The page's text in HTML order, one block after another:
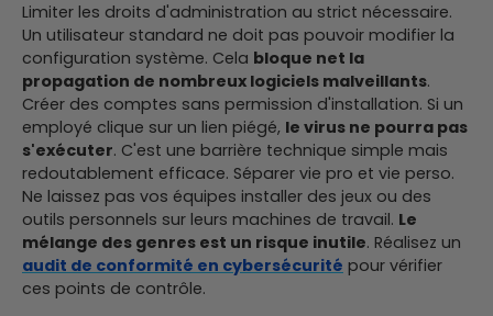
Limiter les droits d'administration au strict nécessaire.
Un utilisateur standard ne doit pas pouvoir modifier la
configuration système. Cela bloque net la
propagation de nombreux logiciels malveillants.
Créer des comptes sans permission d'installation. Si un
employé clique sur un lien piégé, le virus ne pourra pas
s'exécuter. C'est une barrière technique simple mais
redoutablement efficace. Séparer vie pro et vie perso.
Ne laissez pas vos équipes installer des jeux ou des
outils personnels sur leurs machines de travail. Le
mélange des genres est un risque inutile. Réalisez un
audit de conformité en cybersécurité pour vérifier
ces points de contrôle.